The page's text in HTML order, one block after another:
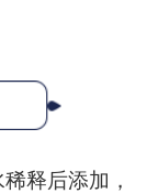
释后添加，